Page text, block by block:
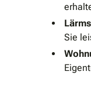
Sie